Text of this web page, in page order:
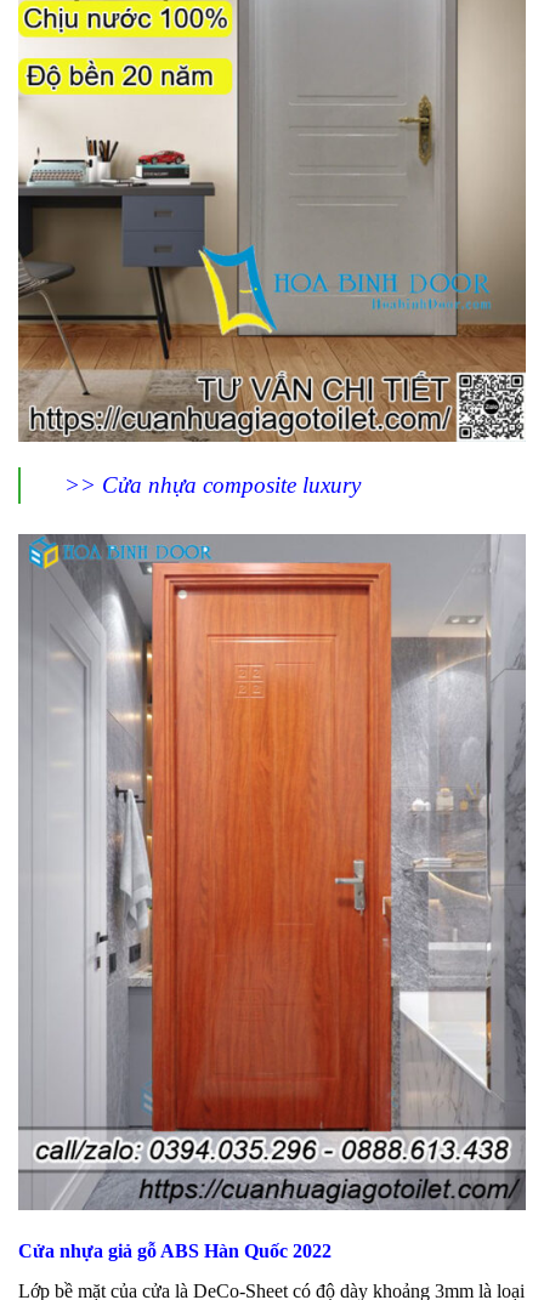
>> Cửa nhựa composite luxury
Cửa nhựa giả gỗ ABS Hàn Quốc 2022
Lớp bề mặt của cửa là DeCo-Sheet có độ dày khoảng 3mm là loại